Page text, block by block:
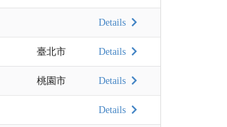
Details
臺北市 Details
桃園市 Details
Details